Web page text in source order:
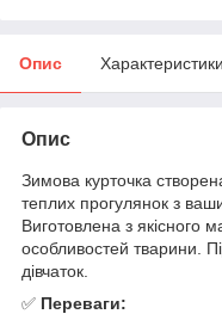
Опис Характеристики
Опис
Зимова курточка
теплих прогулянок з
Виготовлена з якісного
особливостей тварини.
дівчаток.
✅ Переваги: